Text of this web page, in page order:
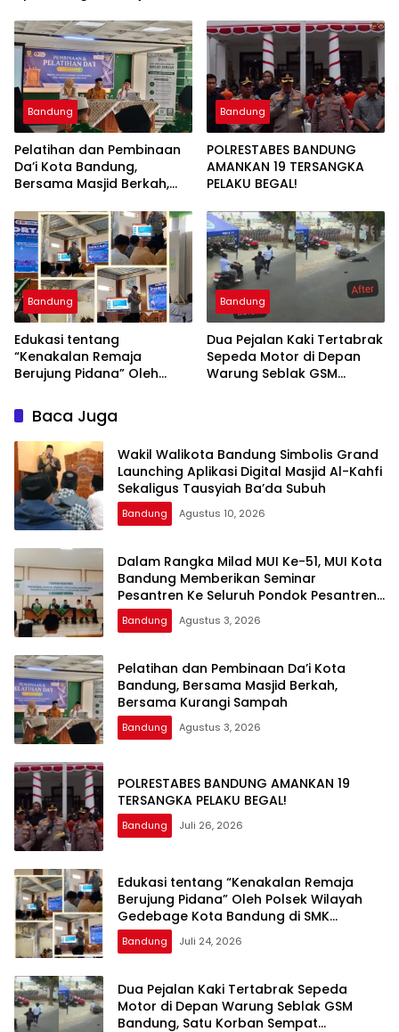
Ba’da Subuh
Pondok Pesantren di Kota
Bandung
Bandung
Pelatihan dan Pembinaan
Da’i Kota Bandung,
Bersama Masjid Berkah,
Bandung
POLRESTABES BANDUNG
AMANKAN 19 TERSANGKA
PELAKU BEGAL!
Bandung
Edukasi tentang
“Kenakalan Remaja
Berujung Pidana” Oleh
Kota Bandung di SMK
Muhammadiyah 3
Bandung
Bandung
Dua Pejalan Kaki Tertabrak
Sepeda Motor di Depan
Warung Seblak GSM
Baca Juga
Wakil Walikota Bandung Simbolis Grand
Launching Aplikasi Digital Masjid Al-Kahfi
Sekaligus Tausyiah Ba’da Subuh
Bandung Agustus 10, 2026
Dalam Rangka Milad MUI Ke-51, MUI Kota
Bandung Memberikan Seminar
Pesantren Ke Seluruh Pondok Pesantren
di Kota Bandung
Bandung Agustus 3, 2026
Pelatihan dan Pembinaan Da’i Kota
Bandung, Bersama Masjid Berkah,
Bersama Kurangi Sampah
Bandung Agustus 3, 2026
POLRESTABES BANDUNG AMANKAN 19
TERSANGKA PELAKU BEGAL!
Bandung Juli 26, 2026
Edukasi tentang “Kenakalan Remaja
Berujung Pidana” Oleh Polsek Wilayah
Gedebage Kota Bandung di SMK
Muhammadiyah 3 Bandung
Bandung Juli 24, 2026
Dua Pejalan Kaki Tertabrak Sepeda
Motor di Depan Warung Seblak GSM
Bandung, Satu Korban Sempat